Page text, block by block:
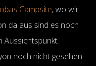
Campsite, wo wir
da aus sind es noch
Aussichtspunkt.
noch nicht gesehen